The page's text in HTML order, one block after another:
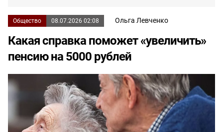
Общество 08.07.2026 02:08 Ольга Левченко
Какая справка поможет «увеличить»
пенсию на 5000 рублей